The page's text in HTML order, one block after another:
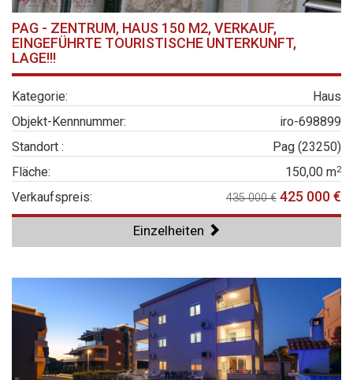
PAG - ZENTRUM, HAUS 150 M2, VERKAUF,
EINGEFÜHRTE TOURISTISCHE UNTERKUNFT,
LAGE!!!
Kategorie:
Haus
Objekt-Kennnummer:
iro-698899
Standort :
Pag (23250)
Fläche:
150,00 m2
Verkaufspreis: 435 000 € 425 000 €
Einzelheiten